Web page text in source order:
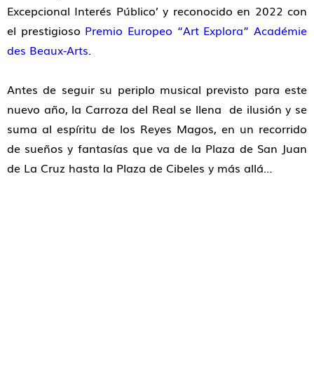
Excepcional Interés Público’ y reconocido en 2022 con
el prestigioso Premio Europeo “Art Explora” Académie
des Beaux-Arts.
Antes de seguir su periplo musical previsto para este
nuevo año, la Carroza del Real se llena de ilusión y se
suma al espíritu de los Reyes Magos, en un recorrido
de sueños y fantasías que va de la Plaza de San Juan
de La Cruz hasta la Plaza de Cibeles y más allá…